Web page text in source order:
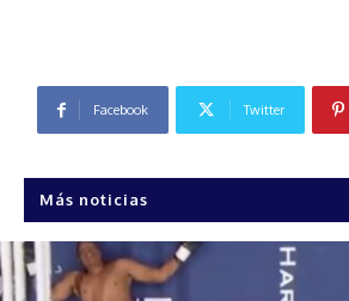
Facebook Twitter
Más noticias